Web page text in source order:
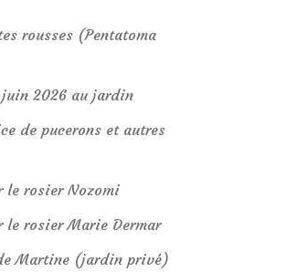
rousses (Pentatoma
2026 au jardin
de pucerons et autres
le rosier Nozomi
le rosier Marie Dermar
Martine (jardin privé)